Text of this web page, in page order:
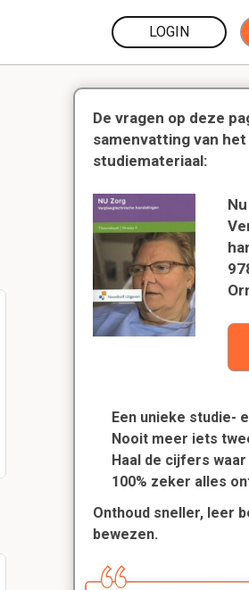
LOGIN
De vragen op deze
samenvatting van
studiemateriaal:
Een unieke studie-
Nooit meer iets
Haal de cijfers
100% zeker alles
Onthoud sneller, leer
bewezen.